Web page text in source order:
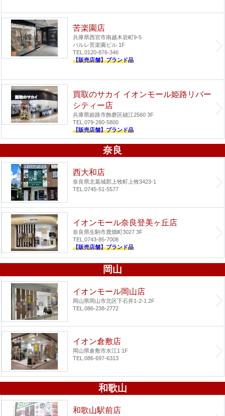
苦楽園店
兵庫県西宮市南越木岩町9-5
パルレ苦楽園ビル 1F
TEL.0120-876-346
【販売店舗】ブランド品
買取のサカイ イオンモール姫路リバー
シティー店
兵庫県姫路市飾磨区細江2560 3F
TEL.079-280-5800
【販売店舗】ブランド品
奈良
西大和店
奈良県北葛城郡上牧町上牧3423-1
TEL.0745-51-5577
イオンモール奈良登美ヶ丘店
奈良県生駒市鹿畑町3027 3F
TEL.0743-85-7008
【販売店舗】ブランド品
岡山
イオンモール岡山店
岡山県岡山市北区下石井1-2-1 2F
TEL.086-238-2772
イオン倉敷店
岡山県倉敷市水江1 1F
TEL.086-697-6313
和歌山
和歌山駅前店